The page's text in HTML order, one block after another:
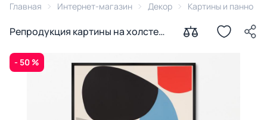
Главная Интернет-магазин Декор Картины и панно
Репродукция картины на холсте
- 50 %